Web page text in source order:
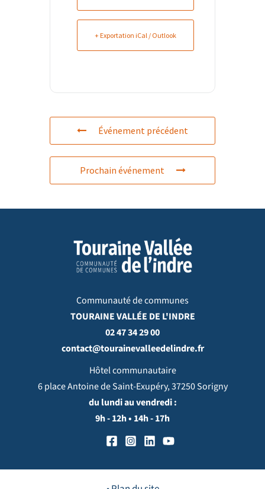
+ Exportation iCal / Outlook
Événement précédent
Prochain événement
Communauté de communes
TOURAINE VALLÉE DE L'INDRE
02 47 34 29 00
contact@tourainevalleedelindre.fr
Hôtel communautaire
6 place Antoine de Saint-Exupéry, 37250 Sorigny
du lundi au vendredi :
9h - 12h • 14h - 17h